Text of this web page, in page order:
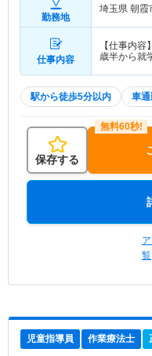
勤務地
埼玉県 朝霞
仕事内容
【仕事内
歳半から就
駅から徒歩5分以内 車
保存する
覧
児童指導員 作業療法士